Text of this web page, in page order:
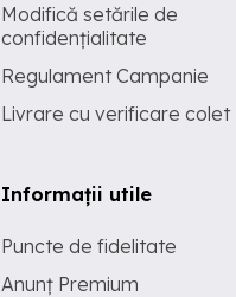
Modifică setările de
confidențialitate
Regulament Campanie
Livrare cu verificare colet
Informații utile
Puncte de fidelitate
Anunț Premium